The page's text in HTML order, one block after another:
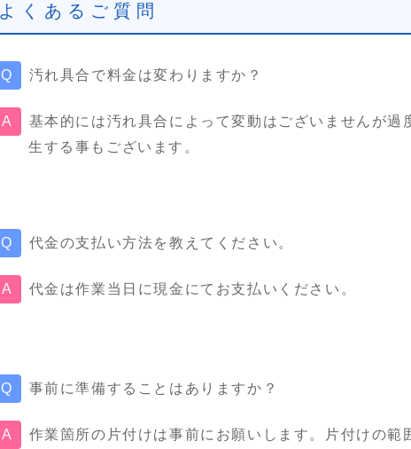
よくあるご質問
汚れ具合で料金は変わりますか？
基本的には汚れ具合によって変動はございませんが過
生する事もございます。
代金の支払い方法を教えてください。
代金は作業当日に現金にてお支払いください。
事前に準備することはありますか？
作業箇所の片付けは事前にお願いします。片付けの範